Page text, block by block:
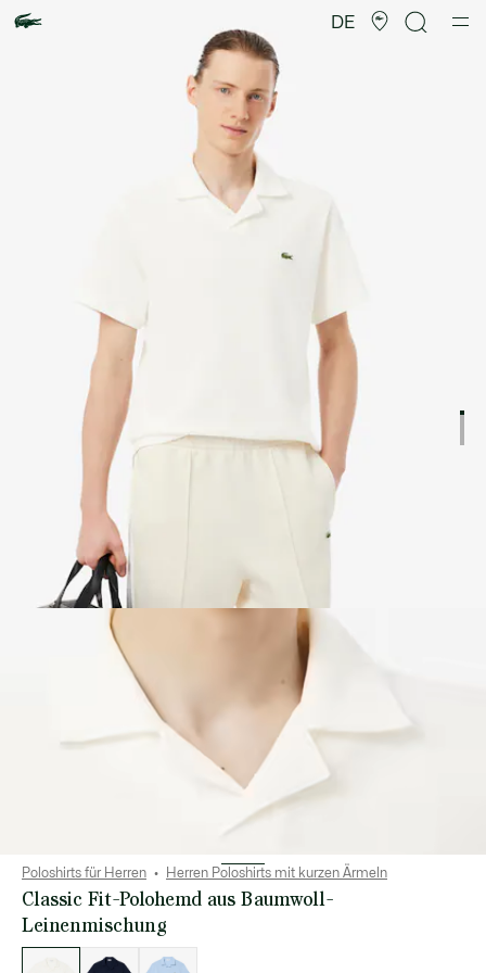
DE
Poloshirts für Herren Herren Poloshirts mit kurzen Ärmeln
Classic Fit-Polohemd aus Baumwoll-
Leinenmischung